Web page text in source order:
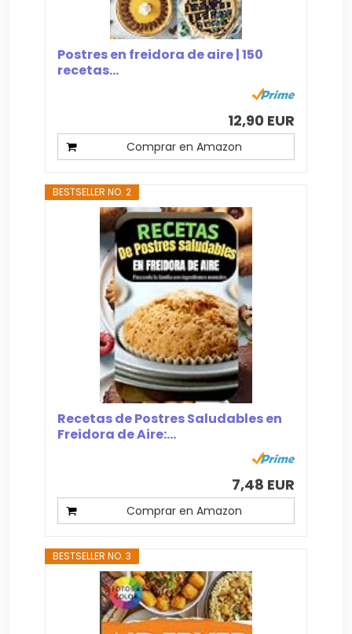
Postres en freidora de aire | 150
recetas...
12,90 EUR
Comprar en Amazon
BESTSELLER NO. 2
Recetas de Postres Saludables en
Freidora de Aire:...
7,48 EUR
Comprar en Amazon
BESTSELLER NO. 3